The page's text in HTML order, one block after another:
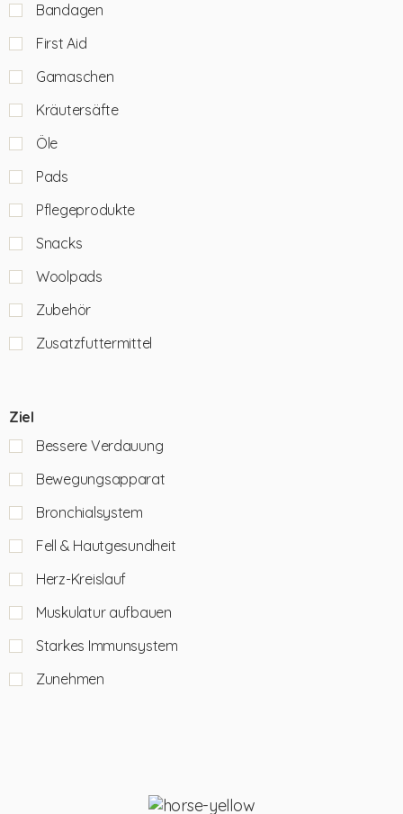
Bandagen
First Aid
Gamaschen
Kräutersäfte
Öle
Pads
Pflegeprodukte
Snacks
Woolpads
Zubehör
Zusatzfuttermittel
Ziel
Bessere Verdauung
Bewegungsapparat
Bronchialsystem
Fell & Hautgesundheit
Herz-Kreislauf
Muskulatur aufbauen
Starkes Immunsystem
Zunehmen